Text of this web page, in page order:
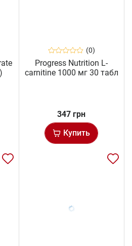
(0)
Progress Nutrition L-
carnitine 1000 мг 30 табл
347 грн
Купить